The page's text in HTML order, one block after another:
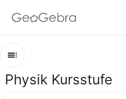
Google Classroom
GeoGebra Classroom
Kapitel
Physik Kursstufe